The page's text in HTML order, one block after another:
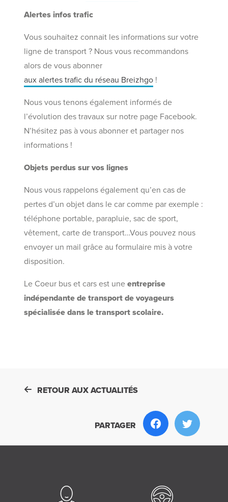
Alertes infos trafic
Vous souhaitez connait les informations sur votre
ligne de transport ? Nous vous recommandons
alors de vous abonner
aux alertes trafic du réseau Breizhgo !
Nous vous tenons également informés de
l’évolution des travaux sur notre page Facebook.
N’hésitez pas à vous abonner et partager nos
informations !
Objets perdus sur vos lignes
Nous vous rappelons également qu’en cas de
pertes d’un objet dans le car comme par exemple :
téléphone portable, parapluie, sac de sport,
vêtement, carte de transport…Vous pouvez nous
envoyer un mail grâce au formulaire mis à votre
disposition.
Le Coeur bus et cars est uneentreprise
indépendante de transport de voyageurs
spécialisée dans le transport scolaire.
RETOUR AUX ACTUALITÉS
PARTAGER